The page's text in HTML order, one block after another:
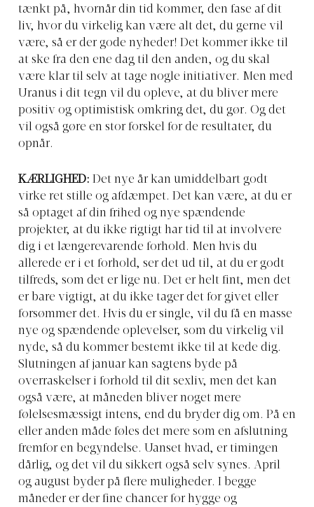
tænkt på, hvornår din tid kommer, den fase af dit
liv, hvor du virkelig kan være alt det, du gerne vil
være, så er der gode nyheder! Det kommer ikke til
at ske fra den ene dag til den anden, og du skal
være klar til selv at tage nogle initiativer. Men med
Uranus i dit tegn vil du opleve, at du bliver mere
positiv og optimistisk omkring det, du gør. Og det
vil også gøre en stor forskel for de resultater, du
opnår.
KÆRLIGHED: Det nye år kan umiddelbart godt
virke ret stille og afdæmpet. Det kan være, at du er
så optaget af din frihed og nye spændende
projekter, at du ikke rigtigt har tid til at involvere
dig i et længerevarende forhold. Men hvis du
allerede er i et forhold, ser det ud til, at du er godt
tilfreds, som det er lige nu. Det er helt fint, men det
er bare vigtigt, at du ikke tager det for givet eller
forsømmer det. Hvis du er single, vil du få en masse
nye og spændende oplevelser, som du virkelig vil
nyde, så du kommer bestemt ikke til at kede dig.
Slutningen af januar kan sagtens byde på
overraskelser i forhold til dit sexliv, men det kan
også være, at måneden bliver noget mere
følelsesmæssigt intens, end du bryder dig om. På en
eller anden måde føles det mere som en afslutning
fremfor en begyndelse. Uanset hvad, er timingen
dårlig, og det vil du sikkert også selv synes. April
og august byder på flere muligheder. I begge
måneder er der fine chancer for hygge og